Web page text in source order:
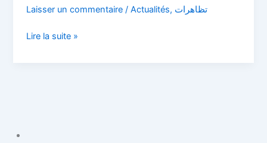
Laisser un commentaire /Actualités, تظاهرات
la
Al-
Lire la suite »